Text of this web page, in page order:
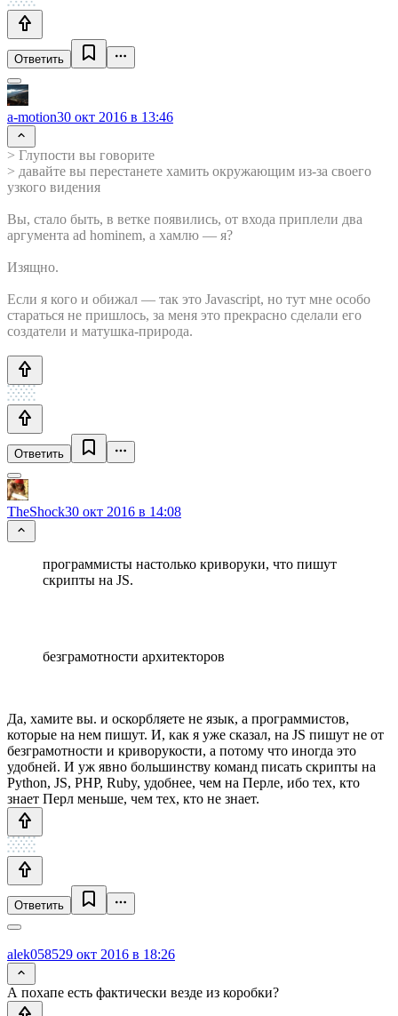
Ответить
a-motion30 окт 2016 в 13:46
> Глупости вы говорите
> давайте вы перестанете хамить окружающим из-за своего
узкого видения
Вы, стало быть, в ветке появились, от входа приплели два
аргумента ad hominem, а хамлю — я?
Изящно.
Если я кого и обижал — так это Javascript, но тут мне особо
стараться не пришлось, за меня это прекрасно сделали его
создатели и матушка-природа.
Ответить
TheShock30 окт 2016 в 14:08
программисты настолько криворуки, что пишут
скрипты на JS.
безграмотности архитекторов
Да, хамите вы. и оскорбляете не язык, а программистов,
которые на нем пишут. И, как я уже сказал, на JS пишут не от
безграмотности и криворукости, а потому что иногда это
удобней. И уж явно большинству команд писать скрипты на
Python, JS, PHP, Ruby, удобнее, чем на Перле, ибо тех, кто
знает Перл меньше, чем тех, кто не знает.
Ответить
alek058529 окт 2016 в 18:26
А похапе есть фактически везде из коробки?